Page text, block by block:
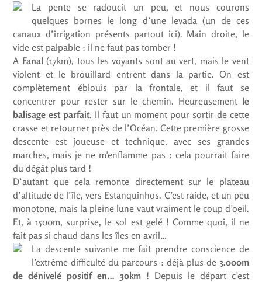
La pente se radoucit un peu, et nous courons
quelques bornes le long d’une levada (un de ces
canaux d’irrigation présents partout ici). Main droite, le
vide est palpable : il ne faut pas tomber !
A Fanal(17km), tous les voyants sont au vert, mais le vent
violent et le brouillard entrent dans la partie. On est
complètement éblouis par la frontale, et il faut se
concentrer pour rester sur le chemin. Heureusement le
balisage est parfait. Il faut un moment pour sortir de cette
crasse et retourner près de l’Océan. Cette première grosse
descente est joueuse et technique, avec ses grandes
marches, mais je ne m’enflamme pas : cela pourrait faire
du dégât plus tard !
D’autant que cela remonte directement sur le plateau
d’altitude de l’île, vers Estanquinhos. C’est raide, et un peu
monotone, mais la pleine lune vaut vraiment le coup d’oeil.
Et, à 1500m, surprise, le sol est gelé ! Comme quoi, il ne
fait pas si chaud dans les îles en avril…
La descente suivante me fait prendre conscience de
l’extrême difficulté du parcours : déjà plus de 3.000m
de dénivelé positif en… 30km ! Depuis le départ c’est